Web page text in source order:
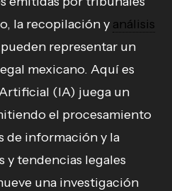
la recopilación y análisis
representar un
mexicano. Aquí es
(IA) juega un
el procesamiento
de información y la
y tendencias legales
una investigación